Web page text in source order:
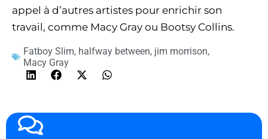
appel à d’autres artistes pour enrichir son
travail, comme Macy Gray ou Bootsy Collins.
Fatboy Slim, halfway between, jim morrison,
Macy Gray